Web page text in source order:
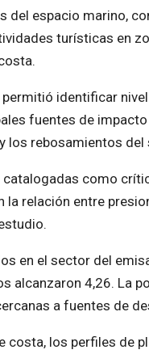
espacio marino,
turísticas en
identificar
fuentes de
los rebosamientos
como
relación entre
en el sector del
alcanzaron 4,26. La
a fuentes de
costa, los perfiles de